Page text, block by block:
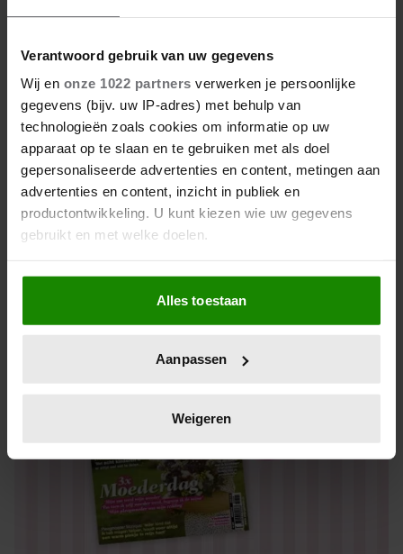
Verantwoord gebruik van uw gegevens
Wij en onze 1022 partners verwerken je persoonlijke
gegevens (bijv. uw IP-adres) met behulp van
technologieën zoals cookies om informatie op uw
apparaat op te slaan en te gebruiken met als doel
gepersonaliseerde advertenties en content, metingen aan
advertenties en content, inzicht in publiek en
productontwikkeling. U kunt kiezen wie uw gegevens
gebruikt en met welke doelen.
Als u het toestaat, willen we ook graag:
Informatie verzamelen over uw geografische locatie,
die tot een paar meter nauwkeurig kan zijn
op specifieke eigenschappen (fingerprinting)
verwerkt en stel uw voorkeuren in het
intrekken in de Cookieverklaring.
We gebruiken cookies om content en advertenties te
personaliseren, om functies voor social media te bieden
en om ons websiteverkeer te analyseren. Ook delen we
Alles toestaan
Aanpassen
Weigeren
De nieuwe Mijn Geheim ligt nu in de winkel
Abonneren
Digitaal lezen
Los kopen